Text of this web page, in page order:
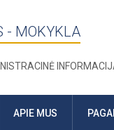
- MOKYKLA
APIE MUS